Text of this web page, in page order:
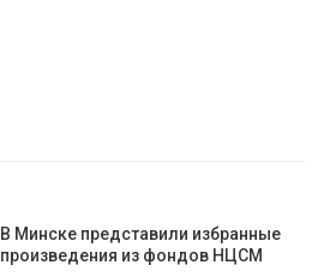
В Минске представили избранные
произведения из фондов НЦСМ